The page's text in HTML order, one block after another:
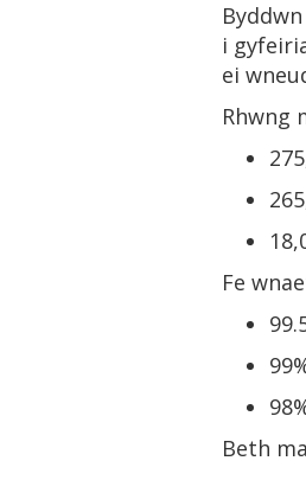
i
ei
Rhwng
Fe
Beth